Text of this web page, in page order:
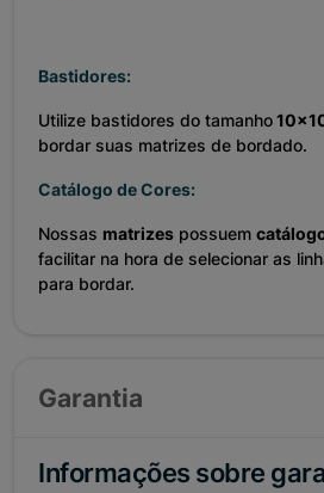
Bastidores:
Utilize bastidores do tamanho
bordar suas matrizes de bordado.
Catálogo de Cores:
Nossas matrizes possuem
facilitar na hora de selecionar as
para bordar.
Garantia
Informações sobre